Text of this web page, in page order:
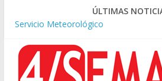
ÚLTIMAS
Tormentas severas y fuertes ráfagas
Servicio Meteorológico
1,6% en julio
Represión frente al Congreso: tres
protesta contra la Ley de Propiedad